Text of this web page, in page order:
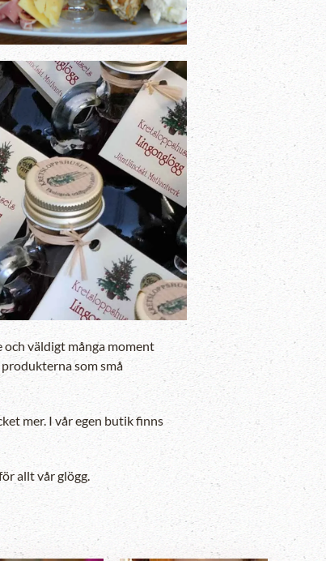
Zooma in
väldigt många moment
som små
mer. I vår egen butik finns
allt vår glögg.